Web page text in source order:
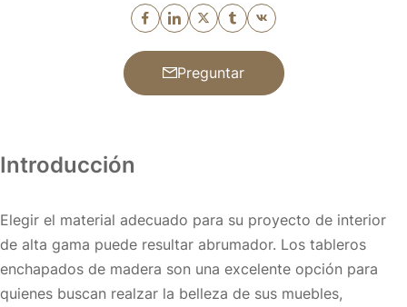
Preguntar
Introducción
Elegir el material adecuado para su proyecto de interior
de alta gama puede resultar abrumador. Los tableros
enchapados de madera son una excelente opción para
quienes buscan realzar la belleza de sus muebles,